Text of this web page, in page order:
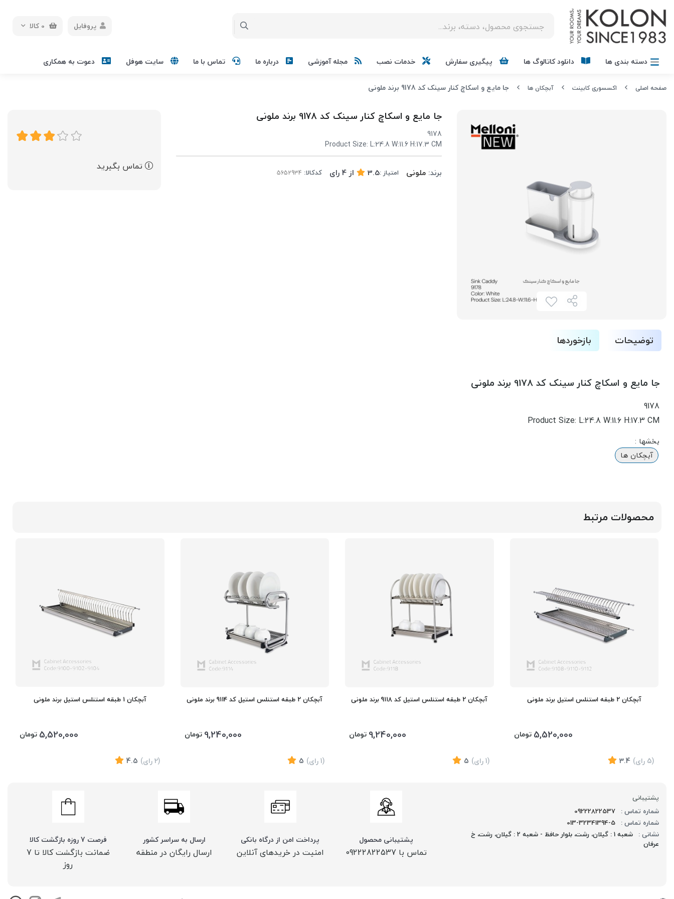
0 کالا پروفایل
دسته بندی ها دانلود کاتالوگ ها پیگیری سفارش خدمات نصب مجله آموزشی درباره ما تماس با ما سایت هوفل دعوت به همکاری
صفحه اصلی اکسسوری کابینت آبچکان ها جا مایع و اسکاچ کنار سینک کد 9178 برند ملونی
جا مایع و اسکاچ کنار سینک کد 9178 برند ملونی
9178
Product Size: L:24.8 W:11.6 H:17.3 CM
برند: ملونی امتیاز :3.5 از 4رای کدکالا: تماس بگیرید
توضیحات بازخوردها
جا مایع و اسکاچ کنار سینک کد 9178 برند ملونی
9178
Product Size: L:24.8 W:11.6 H:17.3 CM
بخشها :
آبچکان ها
محصولات مرتبط
آبچکان 2 طبقه استنلس استیل برند ملونی
5,520,000 تومان
(5 رای)
3.4
آبچکان 2 طبقه استنلس استیل کد 9118 برند ملونی
9,240,000 تومان
(1 رای)
5
آبچکان 2 طبقه استنلس استیل کد 9114 برند ملونی
9,240,000 تومان
(1 رای)
5
آبچکان 1 طبقه استنلس استیل برند ملونی
5,520,000 تومان
(2 رای)
4.5
پشتیبانی
شماره تماس : 09222822537
شماره تماس : 013-32341394-5
نشانی :
شعبه 1 : گیلان، رشت، بلوار حافظ - شعبه 2 : گیلان، رشت، خ
عرفان
پشتیبانی محصول
تماس با 09222822537
پرداخت امن از درگاه بانکی
امنیت در خریدهای آنلاین
ارسال به سراسر کشور
ارسال رایگان در منطقه
فرصت 7 روزه بازگشت کالا
ضمانت بازگشت کالا تا 7
روز